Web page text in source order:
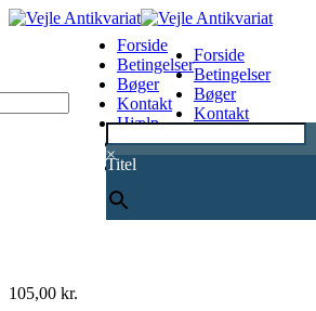
×
Titel
Forside
Betingelser
Bøger
Kontakt
Hjælp
0
Forside
Betingelser
Bøger
Kontakt
105,00 kr.